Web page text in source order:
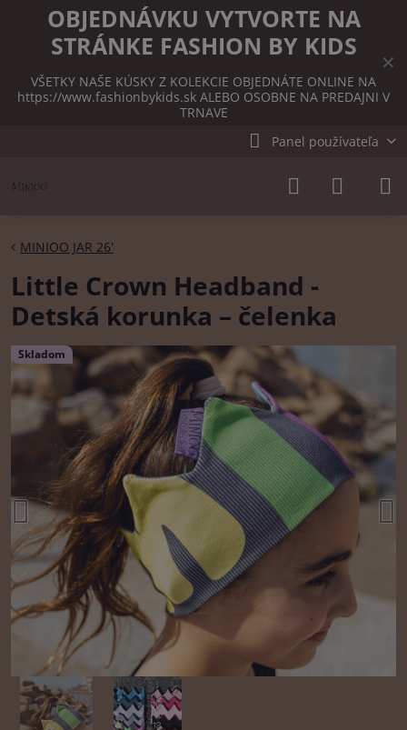
✕
OBJEDNÁVKU VYTVORTE NA
STRÁNKE FASHION BY KIDS
VŠETKY NAŠE KÚSKY Z KOLEKCIE OBJEDNÁTE ONLINE NA
https://www.fashionbykids.sk ALEBO OSOBNE NA PREDAJNI V
TRNAVE
Panel používateľa
Skladom
MINIOO JAR 26'
Little Crown Headband -
Detská korunka – čelenka